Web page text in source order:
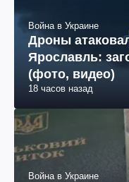
Война в Украине
Дроны
Ярославль:
(фото, видео)
18 часов назад
Война в Украине